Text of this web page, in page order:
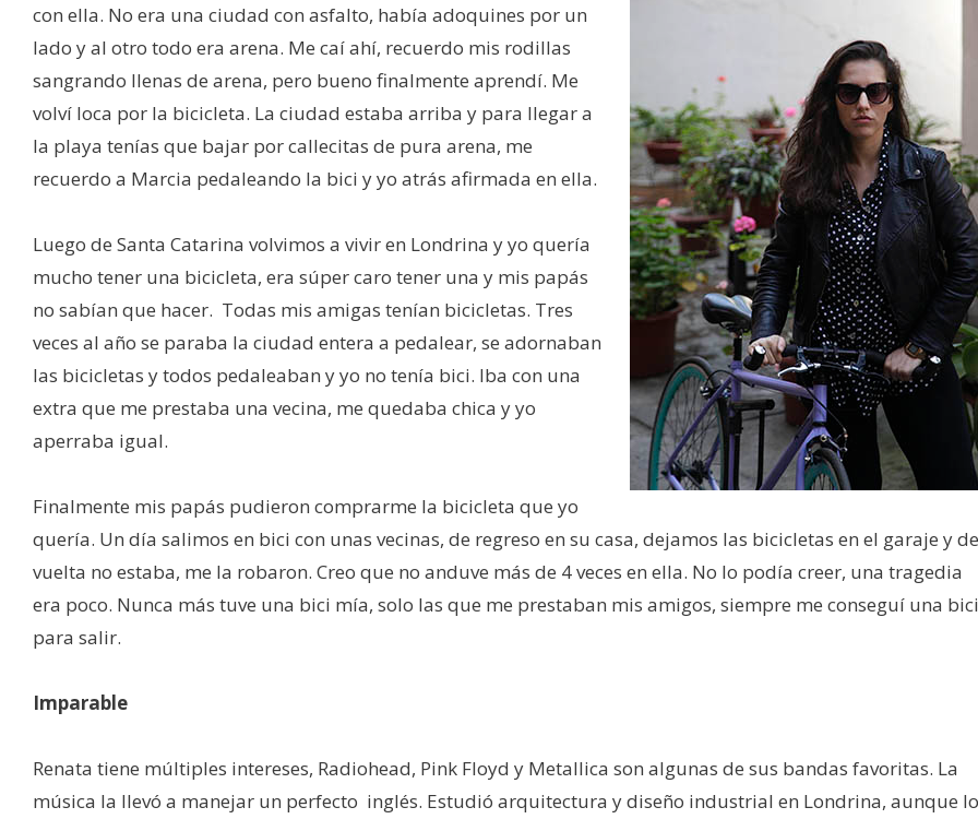
con ella. No era una ciudad con asfalto, había adoquines por un
lado y al otro todo era arena. Me caí ahí, recuerdo mis rodillas
sangrando llenas de arena, pero bueno finalmente aprendí. Me
volví loca por la bicicleta. La ciudad estaba arriba y para llegar a
la playa tenías que bajar por callecitas de pura arena, me
recuerdo a Marcia pedaleando la bici y yo atrás afirmada en ella.
Luego de Santa Catarina volvimos a vivir en Londrina y yo quería
mucho tener una bicicleta, era súper caro tener una y mis papás
no sabían que hacer. Todas mis amigas tenían bicicletas. Tres
veces al año se paraba la ciudad entera a pedalear, se adornaban
las bicicletas y todos pedaleaban y yo no tenía bici. Iba con una
extra que me prestaba una vecina, me quedaba chica y yo
aperraba igual.
Finalmente mis papás pudieron comprarme la bicicleta que yo
quería. Un día salimos en bici con unas vecinas, de regreso en su casa, dejamos las bicicletas en el garaje y de
vuelta no estaba, me la robaron. Creo que no anduve más de 4 veces en ella. No lo podía creer, una tragedia
era poco. Nunca más tuve una bici mía, solo las que me prestaban mis amigos, siempre me conseguí una bici
para salir.
Imparable
Renata tiene múltiples intereses, Radiohead, Pink Floyd y Metallica son algunas de sus bandas favoritas. La
música la llevó a manejar un perfecto inglés. Estudió arquitectura y diseño industrial en Londrina, aunque lo